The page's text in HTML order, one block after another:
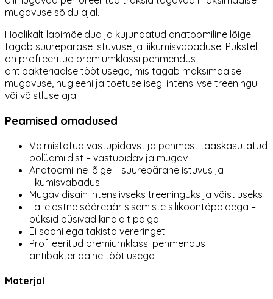
mugavuse sõidu ajal.
Hoolikalt läbimõeldud ja kujundatud anatoomiline lõige
tagab suurepärase istuvuse ja liikumisvabaduse. Pükstel
on profileeritud premiumklassi pehmendus
antibakteriaalse töötlusega, mis tagab maksimaalse
mugavuse, hügieeni ja toetuse isegi intensiivse treeningu
või võistluse ajal.
Peamised omadused
Valmistatud vastupidavst ja pehmest taaskasutatud
polüamiidist – vastupidav ja mugav
Anatoomiline lõige – suurepärane istuvus ja
liikumisvabadus
Mugav disain intensiivseks treeninguks ja võistluseks
Lai elastne sääreäär sisemiste silikoontäppidega –
püksid püsivad kindlalt paigal
Ei sooni ega takista vereringet
Profileeritud premiumklassi pehmendus
antibakteriaalne töötlusega
Materjal